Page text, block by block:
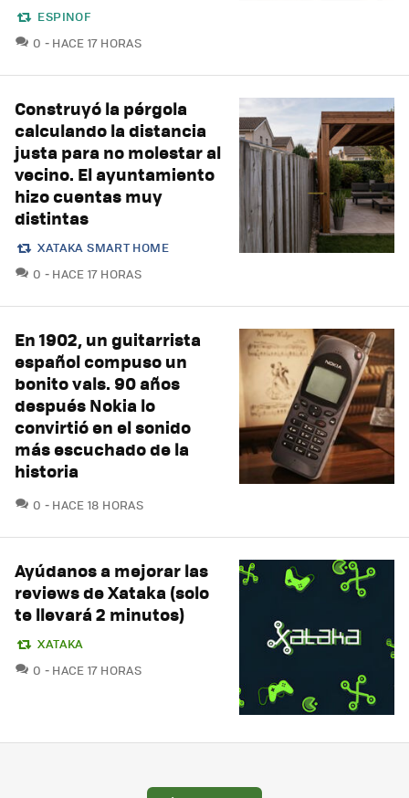
ESPINOF
0 COMENTARIOS
HACE 17 HORAS
Construyó la pérgola
calculando la distancia
justa para no molestar al
vecino. El ayuntamiento
hizo cuentas muy
distintas
XATAKA SMART HOME
0 COMENTARIOS
HACE 17 HORAS
En 1902, un guitarrista
español compuso un
bonito vals. 90 años
después Nokia lo
convirtió en el sonido
más escuchado de la
historia
0 COMENTARIOS
HACE 18 HORAS
Ayúdanos a mejorar las
reviews de Xataka (solo
te llevará 2 minutos)
XATAKA
0 COMENTARIOS
HACE 17 HORAS